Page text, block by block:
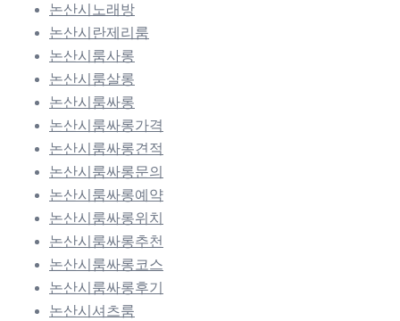
논산시노래방
논산시란제리룸
논산시룸사롱
논산시룸살롱
논산시룸싸롱
논산시룸싸롱가격
논산시룸싸롱견적
논산시룸싸롱문의
논산시룸싸롱예약
논산시룸싸롱위치
논산시룸싸롱추천
논산시룸싸롱코스
논산시룸싸롱후기
논산시셔츠룸